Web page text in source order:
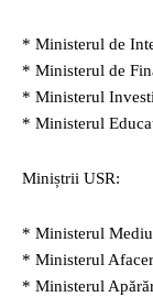
* Ministerul de
* Ministerul de
* Ministerul
* Ministerul
Miniștrii USR:
* Ministerul
* Ministerul
* Ministerul